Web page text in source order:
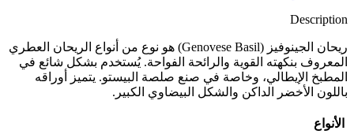
Description
ريحان الجينوفيز (Genovese Basil) هو نوع من أنواع الريحان العطري
المعروف بنكهته القوية والرائحة الفواحة. يُستخدم بشكل شائع في
المطبخ الإيطالي، وخاصة في صنع صلصة البيستو. يتميز أوراقه
باللون الأخضر الداكن والشكل البيضاوي الكبير.
الأنواع